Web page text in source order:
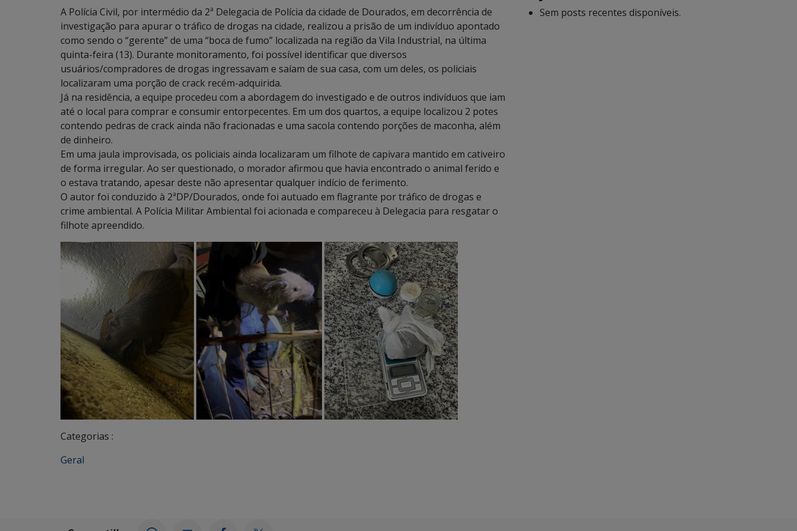
A Polícia Civil, por intermédio da 2ª Delegacia de Polícia da cidade de Dourados, em decorrência de
investigação para apurar o tráfico de drogas na cidade, realizou a prisão de um indivíduo apontado
como sendo o “gerente” de uma “boca de fumo” localizada na região da Vila Industrial, na última
quinta-feira (13). Durante monitoramento, foi possível identificar que diversos
usuários/compradores de drogas ingressavam e saíam de sua casa, com um deles, os policiais
localizaram uma porção de crack recém-adquirida.
Já na residência, a equipe procedeu com a abordagem do investigado e de outros indivíduos que iam
até o local para comprar e consumir entorpecentes. Em um dos quartos, a equipe localizou 2 potes
contendo pedras de crack ainda não fracionadas e uma sacola contendo porções de maconha, além
de dinheiro.
Em uma jaula improvisada, os policiais ainda localizaram um filhote de capivara mantido em cativeiro
de forma irregular. Ao ser questionado, o morador afirmou que havia encontrado o animal ferido e
o estava tratando, apesar deste não apresentar qualquer indício de ferimento.
O autor foi conduzido à 2ªDP/Dourados, onde foi autuado em flagrante por tráfico de drogas e
crime ambiental. A Polícia Militar Ambiental foi acionada e compareceu à Delegacia para resgatar o
filhote apreendido.
Categorias :
Geral
Sem posts recentes disponíveis.